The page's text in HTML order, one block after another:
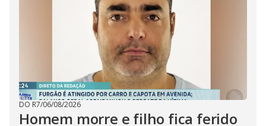
DO R7/06/08/2026
Homem morre e filho fica ferido